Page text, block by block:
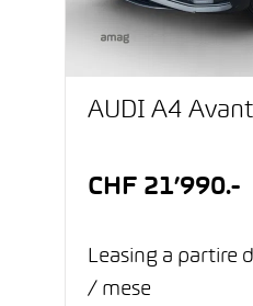
AUDI A4
CHF 21’990.-
Leasing a partire
/ mese